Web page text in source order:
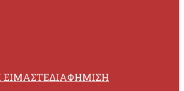
ΕΙΜΑΣΤΕΔΙΑΦΗΜΙΣΗ